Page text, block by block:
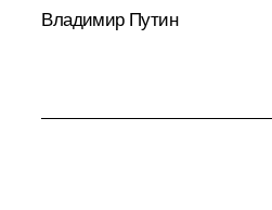
Владимир Путин